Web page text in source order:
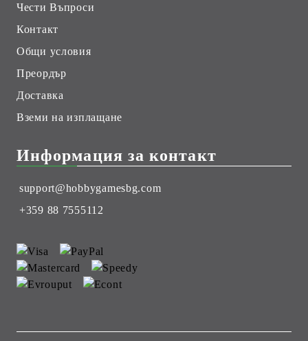
Чести Въпроси
Контакт
Общи условия
Преордър
Доставка
Вземи на изплащане
Информация за контакт
support@hobbygamesbg.com
+359 88 7555112